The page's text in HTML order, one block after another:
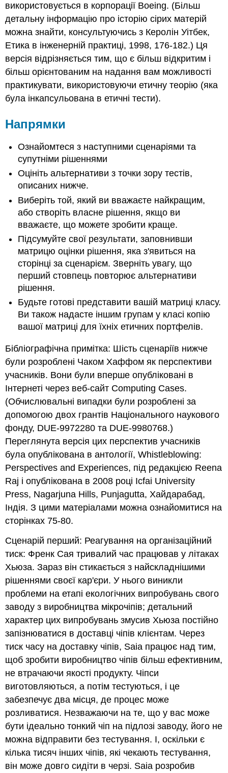
Файли
Бібліографія
використовується в корпорації Boeing. (Більш
детальну інформацію про історію сірих матерій
можна знайти, консультуючись з Керолін Уітбек,
Етика в інженерній практиці, 1998, 176-182.) Ця
версія відрізняється тим, що є більш відкритим і
більш орієнтованим на надання вам можливості
практикувати, використовуючи етичну теорію (яка
була інкапсульована в етичні тести).
Напрямки
Ознайомтеся з наступними сценаріями та
супутніми рішеннями
Оцініть альтернативи з точки зору тестів,
описаних нижче.
Виберіть той, який ви вважаєте найкращим,
або створіть власне рішення, якщо ви
вважаєте, що можете зробити краще.
Підсумуйте свої результати, заповнивши
матрицю оцінки рішення, яка з'явиться на
сторінці за сценарієм. Зверніть увагу, що
перший стовпець повторює альтернативи
рішення.
Будьте готові представити вашій матриці класу.
Ви також надасте іншим групам у класі копію
вашої матриці для їхніх етичних портфелів.
Бібліографічна примітка: Шість сценаріїв нижче
були розроблені Чаком Хаффом як перспективи
учасників. Вони були вперше опубліковані в
Інтернеті через веб-сайт Computing Cases.
(Обчислювальні випадки були розроблені за
допомогою двох грантів Національного наукового
фонду, DUE-9972280 та DUE-9980768.)
Переглянута версія цих перспектив учасників
була опублікована в антології, Whistleblowing:
Perspectives and Experiences, під редакцією Reena
Raj і опублікована в 2008 році Icfai University
Press, Nagarjuna Hills, Punjagutta, Хайдарабад,
Індія. З цими матеріалами можна ознайомитися на
сторінках 75-80.
Сценарій перший: Реагування на організаційний
тиск: Френк Сая тривалий час працював у літаках
Хьюза. Зараз він стикається з найскладнішими
рішеннями своєї кар'єри. У нього виникли
проблеми на етапі екологічних випробувань свого
заводу з виробництва мікрочіпів; детальний
характер цих випробувань змусив Хьюза постійно
запізнюватися в доставці чіпів клієнтам. Через
тиск часу на доставку чіпів, Saia працює над тим,
щоб зробити виробництво чіпів більш ефективним,
не втрачаючи якості продукту. Чіпси
виготовляються, а потім тестуються, і це
забезпечує два місця, де процес може
розливатися. Незважаючи на те, що у вас може
бути ідеально тонкий чіп на підлозі заводу, його не
можна відправити без тестування. І, оскільки є
кілька тисяч інших чіпів, які чекають тестування,
він може довго сидіти в черзі. Saia розробив